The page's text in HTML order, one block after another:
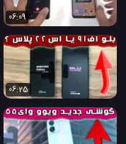
06:09
06:25